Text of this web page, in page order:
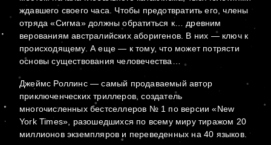
ждавшего своего часа. Чтобы предотвратить его, члены
отряда «Сигма» должны обратиться к… древним
верованиям австралийских аборигенов. В них — ключ к
происходящему. А еще — к тому, что может потрясти
основы существования человечества…
Джеймс Роллинс — самый продаваемый автор
приключенческих триллеров, создатель
многочисленных бестселлеров № 1 по версии «New
York Times», разошедшихся по всему миру тиражом 20
миллионов экземпляров и переведенных на 40 языков.